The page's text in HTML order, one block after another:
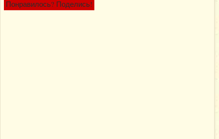
Понравилось? Поделись!